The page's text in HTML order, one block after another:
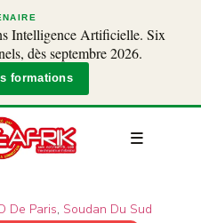
Intelligence Artificielle. Six
dès septembre 2026.
formations
De Paris, Soudan Du Sud